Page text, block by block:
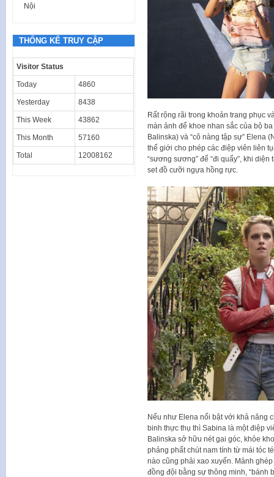
Rất rộng rãi trong khoản trang phục
màn ảnh để khoe nhan sắc của bộ
Balinska) và “cô nàng tập sự” Elena
thế giới cho phép các điệp viên liên
“sương sương” để “đi quẩy”, khi
set đồ cưỡi ngựa hồng rực.
Nếu như Elena nổi bật với khả năng
binh thực thụ thì Sabina là một điệp
Balinska sở hữu nét gai góc, khỏe
phảng phất chút nam tính từ mái tóc
nào cũng phải xao xuyến. Mảnh
đồng đội bằng sự thông minh, “bánh
Nội
THỐNG KÊ TRUY CẬP
Visitor Status
Today 4860
Yesterday 8438
This Week 43862
This Month 57160
Total 12008162